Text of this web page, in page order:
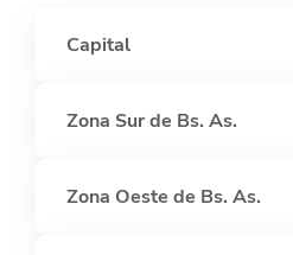
Capital
Zona Sur de Bs. As.
Zona Oeste de Bs. As.